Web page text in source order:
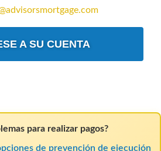
A SU CUENTA
para realizar pagos?
de prevención de ejecución